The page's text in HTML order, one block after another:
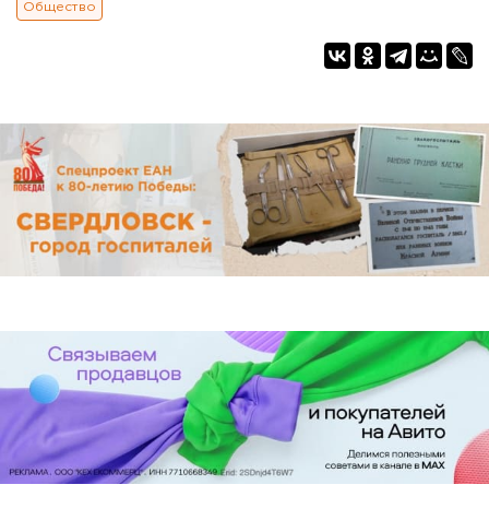
Общество